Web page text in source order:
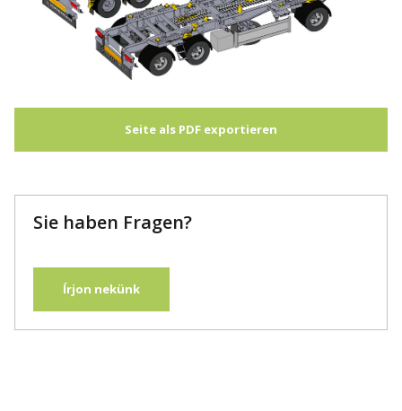
Seite als PDF exportieren
Sie haben Fragen?
Írjon nekünk